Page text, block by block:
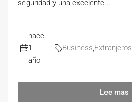
seguridad y una excelente...
hace
1
año
Business,Extranjeros
Lee mas